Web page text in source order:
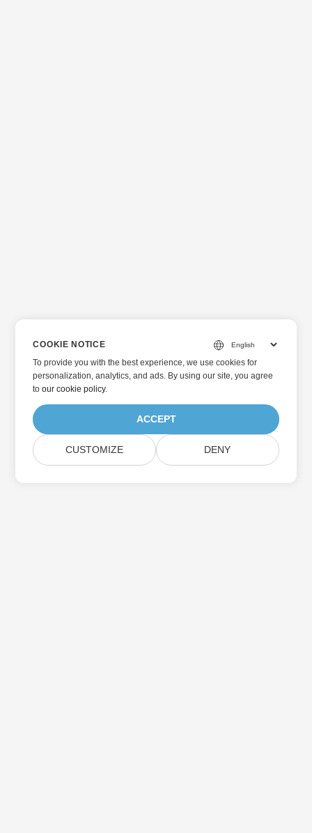
COOKIE NOTICE
To provide you with the best experience, we use cookies for
personalization, analytics, and ads. By using our site, you agree
toour cookie policy.
ACCEPT
CUSTOMIZE DENY